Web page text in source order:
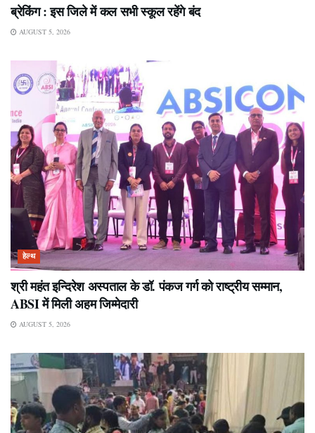
ब्रेकिंग : इस जिले में कल सभी स्कूल रहेंगे बंद
AUGUST 5, 2026
हेल्थ
श्री महंत इन्दिरेश अस्पताल के डॉ. पंकज गर्ग को राष्ट्रीय सम्मान,
ABSI में मिली अहम जिम्मेदारी
AUGUST 5, 2026